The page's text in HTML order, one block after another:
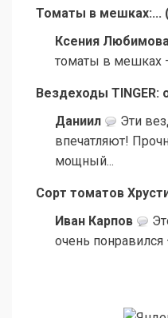
Томаты в мешках:...
Ксения
томаты в мешках
Вездеходы TINGER:
Даниил
Эти
впечатляют!
мощный...
Сорт томатов
Иван Карпов
очень